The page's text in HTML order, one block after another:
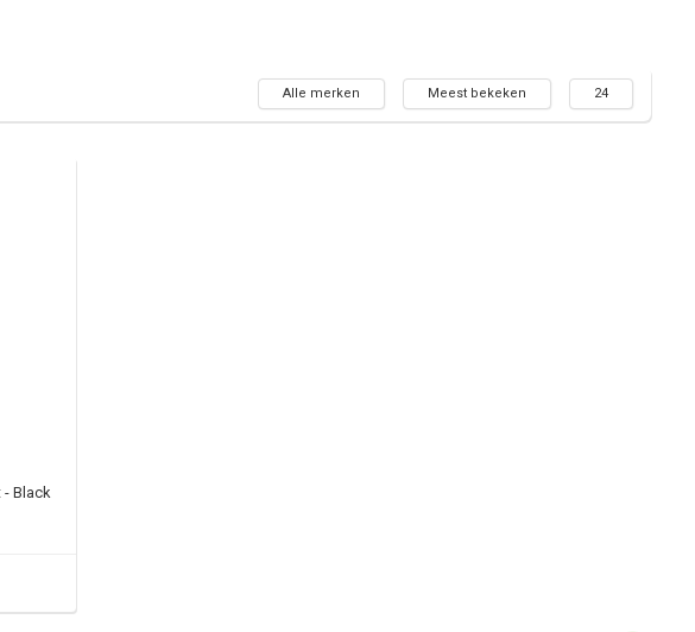
Alle merken Meest bekeken 24
- Black